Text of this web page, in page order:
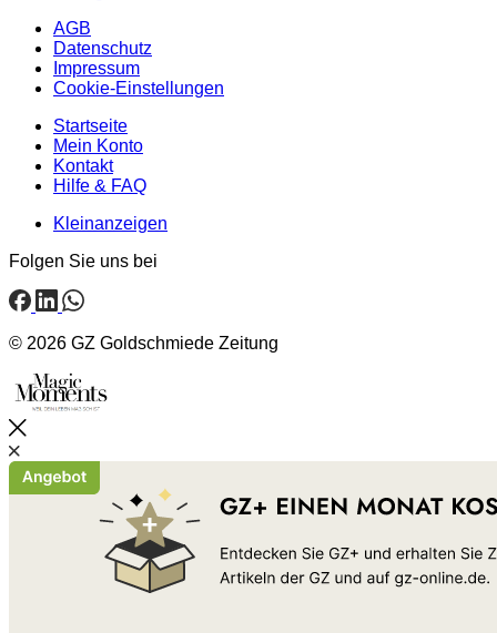
AGB
Datenschutz
Impressum
Cookie-Einstellungen
Startseite
Mein Konto
Kontakt
Hilfe & FAQ
Kleinanzeigen
Folgen Sie uns bei
© 2026 GZ Goldschmiede Zeitung
Schließen